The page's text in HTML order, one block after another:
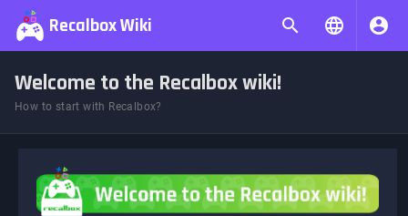
Recalbox Wiki
Welcome to the Recalbox wiki!
How to start with Recalbox?